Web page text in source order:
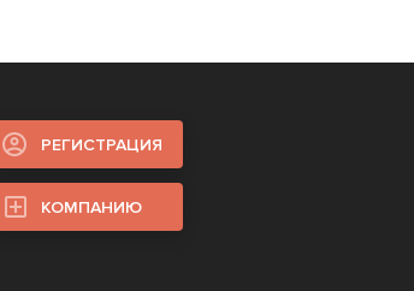
РЕГИСТРАЦИЯ
КОМПАНИЮ